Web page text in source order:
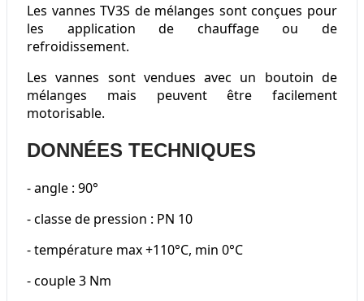
Les vannes TV3S de mélanges sont conçues pour
les application de chauffage ou de
refroidissement.
Les vannes sont vendues avec un boutoin de
mélanges mais peuvent être facilement
motorisable.
DONNÉES TECHNIQUES
- angle : 90°
- classe de pression : PN 10
- température max +110°C, min 0°C
- couple 3 Nm